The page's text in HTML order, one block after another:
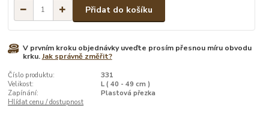
Přidat do košíku
V prvním kroku objednávky uveďte prosím přesnou míru obvodu
krku.Jak správně změřit?
Číslo produktu:
331
Velikost:
L ( 40 - 49 cm )
Zapínání:
Plastová přezka
Hlídat cenu / dostupnost